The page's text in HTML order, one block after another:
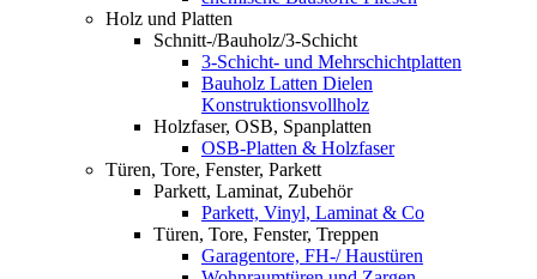
Holz und Platten
Schnitt-/Bauholz/3-Schicht
3-Schicht- und Mehrschichtplatten
Bauholz Latten Dielen
Konstruktionsvollholz
Holzfaser, OSB, Spanplatten
OSB-Platten & Holzfaser
Türen, Tore, Fenster, Parkett
Parkett, Laminat, Zubehör
Parkett, Vinyl, Laminat & Co
Türen, Tore, Fenster, Treppen
Garagentore, FH-/ Haustüren